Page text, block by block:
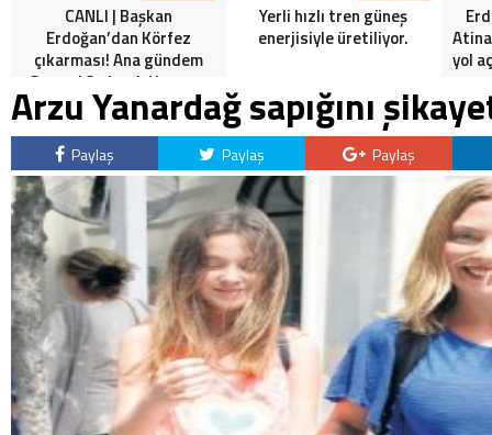
CANLI | Başkan
Erdoğan’dan Körfez
çıkarması! Ana gündem
Gazze | 3. durak Umman.
Yerli hızlı tren güneş
enerjisiyle üretiliyor.
yol
Arzu Yanardağ sapığını
Paylaş Paylaş Paylaş